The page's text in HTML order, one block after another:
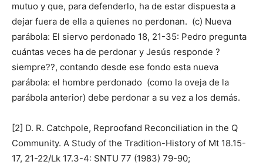
mutuo y que, para defenderlo, ha de estar dispuesta a
dejar fuera de ella a quienes no perdonan. (c) Nueva
parábola: El siervo perdonado 18, 21-35: Pedro pregunta
cuántas veces ha de perdonar y Jesús responde ?
siempre??, contando desde ese fondo esta nueva
parábola: el hombre perdonado (como la oveja de la
parábola anterior) debe perdonar a su vez a los demás.
[2] D. R. Catchpole, Reproofand Reconciliation in the Q
Community. A Study of the Tradition-History of Mt 18.15-
17, 21-22/Lk 17.3-4: SNTU 77 (1983) 79-90;